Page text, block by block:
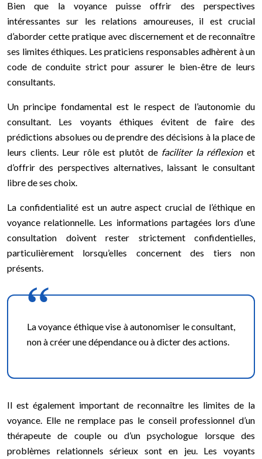
Bien que la voyance puisse offrir des perspectives
intéressantes sur les relations amoureuses, il est crucial
d’aborder cette pratique avec discernement et de reconnaître
ses limites éthiques. Les praticiens responsables adhèrent à un
code de conduite strict pour assurer le bien-être de leurs
consultants.
Un principe fondamental est le respect de l’autonomie du
consultant. Les voyants éthiques évitent de faire des
prédictions absolues ou de prendre des décisions à la place de
leurs clients. Leur rôle est plutôt de faciliter la réflexionet
d’offrir des perspectives alternatives, laissant le consultant
libre de ses choix.
La confidentialité est un autre aspect crucial de l’éthique en
voyance relationnelle. Les informations partagées lors d’une
consultation doivent rester strictement confidentielles,
particulièrement lorsqu’elles concernent des tiers non
présents.
La voyance éthique vise à autonomiser le consultant,
non à créer une dépendance ou à dicter des actions.
Il est également important de reconnaître les limites de la
voyance. Elle ne remplace pas le conseil professionnel d’un
thérapeute de couple ou d’un psychologue lorsque des
problèmes relationnels sérieux sont en jeu. Les voyants